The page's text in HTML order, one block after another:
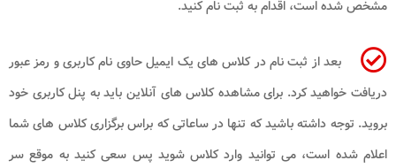
مشخص شده است، اقدام به ثبت نام کنید.
بعد از ثبت نام در کلاس های یک ایمیل حاوی نام کاربری و رمز عبور
دریافت خواهید کرد. برای مشاهده کلاس های آنلاین باید به پنل کاربری خود
بروید. توجه داشته باشید که تنها در ساعاتی که براس برگزاری کلاس های شما
اعلام شده است، می توانید وارد کلاس شوید پس سعی کنید به موقع سر